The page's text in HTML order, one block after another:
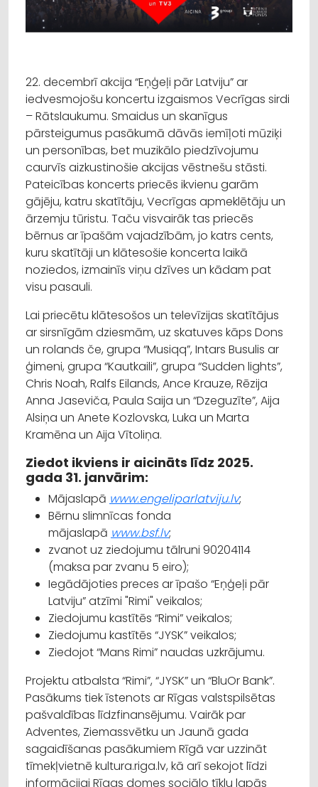
22. decembrī akcija “Eņģeļi pār Latviju” ar
iedvesmojošu koncertu izgaismos Vecrīgas sirdi
– Rātslaukumu. Smaidus un skanīgus
pārsteigumus pasākumā dāvās iemīļoti mūziķi
un personības, bet muzikālo piedzīvojumu
caurvīs aizkustinošie akcijas vēstnešu stāsti.
Pateicības koncerts priecēs ikvienu garām
gājēju, katru skatītāju, Vecrīgas apmeklētāju un
ārzemju tūristu. Taču visvairāk tas priecēs
bērnus ar īpašām vajadzībām, jo katrs cents,
kuru skatītāji un klātesošie koncerta laikā
noziedos, izmainīs viņu dzīves un kādam pat
visu pasauli.
Lai priecētu klātesošos un televīzijas skatītājus
ar sirsnīgām dziesmām, uz skatuves kāps Dons
un rolands če, grupa “Musiqq”, Intars Busulis ar
ģimeni, grupa “Kautkaili”, grupa “Sudden lights”,
Chris Noah, Ralfs Eilands, Ance Krauze, Rēzija
Anna Jaseviča, Paula Saija un “Dzeguzīte”, Aija
Alsiņa un Anete Kozlovska, Luka un Marta
Kramēna un Aija Vītoliņa.
Ziedot ikviens ir aicināts līdz 2025.
gada 31. janvārim:
Mājaslapā www.engeliparlatviju.lv;
Bērnu slimnīcas fonda
mājaslapā www.bsf.lv;
zvanot uz ziedojumu tālruni 90204114
(maksa par zvanu 5 eiro);
Iegādājoties preces ar īpašo “Eņģeļi pār
Latviju” atzīmi "Rimi" veikalos;
Ziedojumu kastītēs “Rimi” veikalos;
Ziedojumu kastītēs “JYSK” veikalos;
Ziedojot “Mans Rimi” naudas uzkrājumu.
Projektu atbalsta “Rimi”, “JYSK” un “BluOr Bank”.
Pasākums tiek īstenots ar Rīgas valstspilsētas
pašvaldības līdzfinansējumu. Vairāk par
Adventes, Ziemassvētku un Jaunā gada
sagaidīšanas pasākumiem Rīgā var uzzināt
tīmekļvietnē kultura.riga.lv, kā arī sekojot līdzi
informācijai Rīgas domes sociālo tīklu lapās